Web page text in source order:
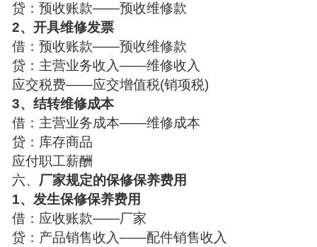
贷：预收账款——预收维修款
2、开具维修发票
借：预收账款——预收维修款
贷：主营业务收入——维修收入
应交税费——应交增值税(销项税)
3、结转维修成本
借：主营业务成本——维修成本
贷：库存商品
应付职工薪酬
六、 厂家规定的保修保养费用
1、发生保修保养费用
借：应收账款——厂家
贷：产品销售收入——配件销售收入